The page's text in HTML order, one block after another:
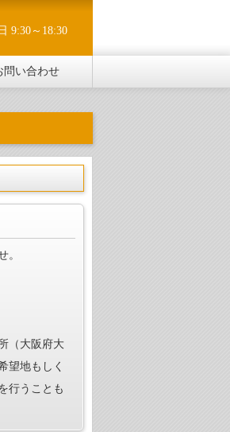
9:30～18:30
問い合わせ
。
（大阪府大
望地もしく
行うことも